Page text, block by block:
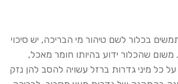
בכלור לשם טיהור מי הבריכה, יש סיכוי
שהכלור ידוע בהיותו חומר מאכל,
כל מיני גדרות ברזל עשויה להסב להן נזק